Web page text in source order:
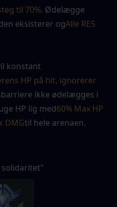
til 70%. Ødelægge
eksisterer ogAlle RES
konstant
HP på hit, ignorerer
ikke ødelægges i
HP lig med60% Max HP
DMGtil hele arenaen.